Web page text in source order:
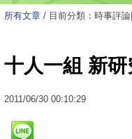
所有文章 / 目前分類：時事評
十人一組 新
2011/06/30 00:10:29